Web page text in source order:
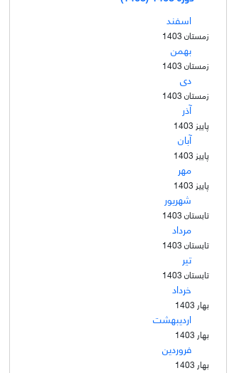
اسفند
زمستان 1403
بهمن
زمستان 1403
دی
زمستان 1403
آذر
پاییز 1403
آبان
پاییز 1403
مهر
پاییز 1403
شهریور
تابستان 1403
مرداد
تابستان 1403
تیر
تابستان 1403
خرداد
بهار 1403
اردیبهشت
بهار 1403
فروردین
بهار 1403